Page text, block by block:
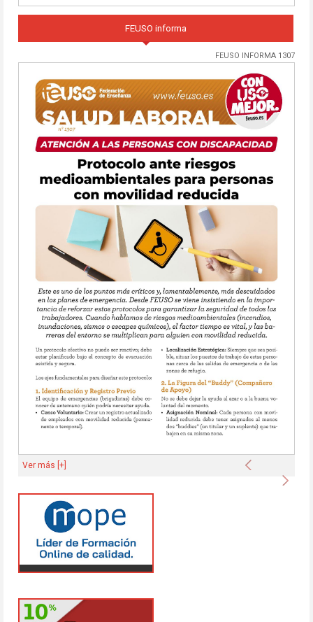
FEUSO informa
FEUSO INFORMA 1307
Anterior
Ver más [+]